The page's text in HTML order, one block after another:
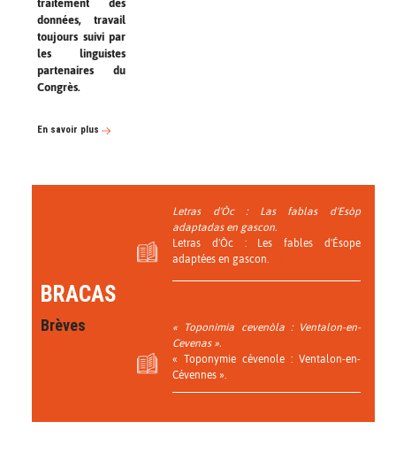
traitement des
données, travail
toujours suivi par
les linguistes
partenaires du
Congrès.
En savoir plus
BRACAS
Brèves
Letras d'Òc : Las fablas d'Esòp
adaptadas en gascon.
Letras d'Òc : Les fables d'Ésope
adaptées en gascon.
« Toponimia cevenòla : Ventalon-en-
Cevenas ».
« Toponymie cévenole : Ventalon-en-
Cévennes ».